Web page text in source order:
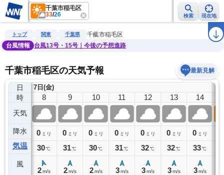
千葉市稲毛区
33/26 検索 現在地
雨雲レーダー 台風情報 地震情報 ラ
トップ 関東 千葉県
千葉市稲毛区
台風情報
台風13号・15号｜今後の予想進路
千葉市稲毛区の天気予報 最新見解
日
時
天気
降水
気温
風
7日(金)
7
0ミリ
29℃
8
0 ミリ
30℃
2 m/s
9
0 ミリ
31℃
2 m/s
10
0 ミリ
30℃
2 m/s
11
0 ミリ
31℃
3 m/s
12
0 ミリ
32℃
3 m/s
13
0 ミリ
32℃
3 m/s
14
0 ミリ
33℃
3 m/s